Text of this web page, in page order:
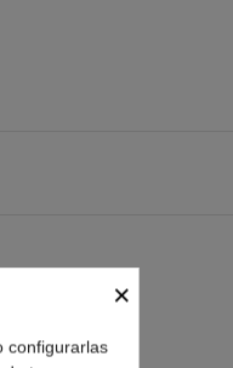
×
configurarlas